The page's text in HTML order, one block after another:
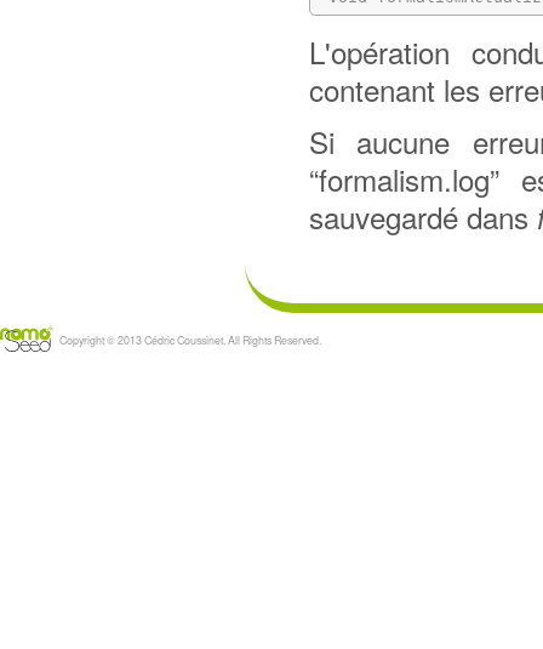
L'opération
contenant les
Si aucune
sauvegardé dans
Copyright © 2013 Cédric Coussinet. All Rights Reserved.